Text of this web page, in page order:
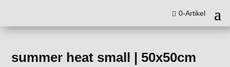
0-Artikel
summer heat small | 50x50cm